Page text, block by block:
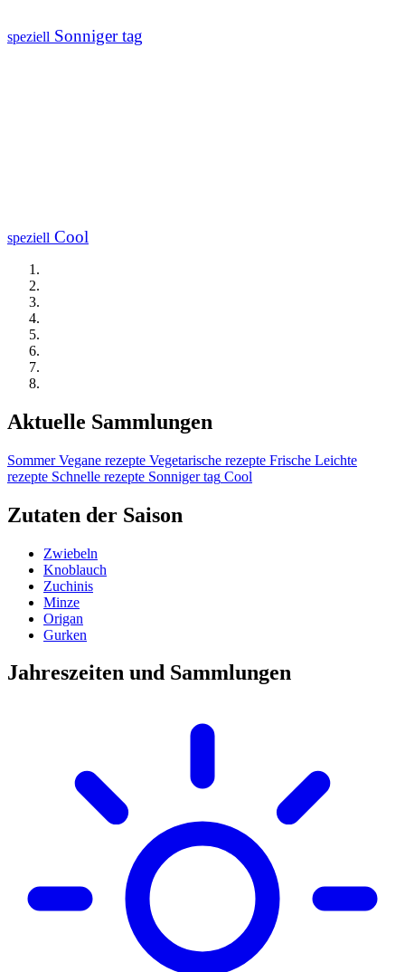
speziell Sonniger tag
speziell Cool
Aktuelle Sammlungen
Sommer Vegane rezepte Vegetarische rezepte Frische Leichte
rezepte Schnelle rezepte Sonniger tag Cool
Zutaten der Saison
Zwiebeln
Knoblauch
Zuchinis
Minze
Origan
Gurken
Jahreszeiten und Sammlungen